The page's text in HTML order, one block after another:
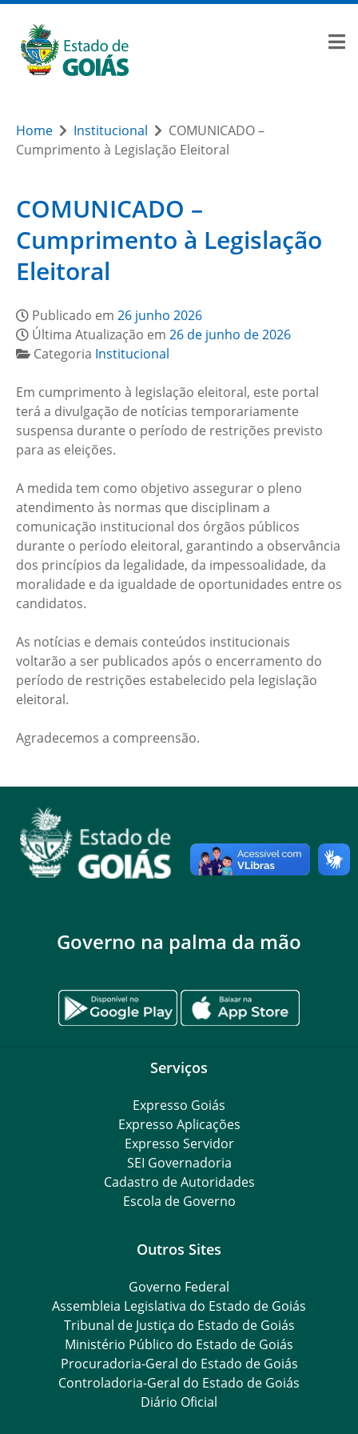
Home Institucional
COMUNICADO –
Cumprimento à Legislação Eleitoral
COMUNICADO –
Cumprimento à Legislação
Eleitoral
Publicado em 26 junho 2026
Última Atualização em 26 de junho de 2026
Categoria Institucional
Em cumprimento à legislação eleitoral, este portal
terá a divulgação de notícias temporariamente
suspensa durante o período de restrições previsto
para as eleições.
A medida tem como objetivo assegurar o pleno
atendimento às normas que disciplinam a
comunicação institucional dos órgãos públicos
durante o período eleitoral, garantindo a observância
dos princípios da legalidade, da impessoalidade, da
moralidade e da igualdade de oportunidades entre os
candidatos.
As notícias e demais conteúdos institucionais
voltarão a ser publicados após o encerramento do
período de restrições estabelecido pela legislação
eleitoral.
Agradecemos a compreensão.
Governo na palma da mão
Serviços
Expresso Goiás
Expresso Aplicações
Expresso Servidor
SEI Governadoria
Cadastro de Autoridades
Escola de Governo
Outros Sites
Governo Federal
Assembleia Legislativa do Estado de Goiás
Tribunal de Justiça do Estado de Goiás
Ministério Público do Estado de Goiás
Procuradoria-Geral do Estado de Goiás
Controladoria-Geral do Estado de Goiás
Diário Oficial